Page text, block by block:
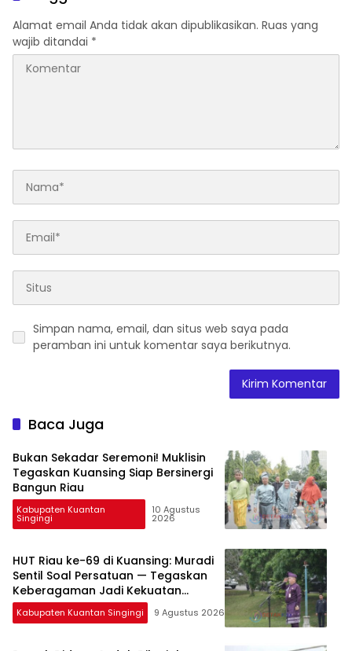
Alamat email Anda tidak akan dipublikasikan. Ruas yang
wajib ditandai *
Simpan nama, email, dan situs web saya pada
peramban ini untuk komentar saya berikutnya.
Baca Juga
Bukan Sekadar Seremoni! Muklisin
Tegaskan Kuansing Siap Bersinergi
Bangun Riau
Kabupaten Kuantan
Singingi
10 Agustus
2026
HUT Riau ke-69 di Kuansing: Muradi
Sentil Soal Persatuan — Tegaskan
Keberagaman Jadi Kekuatan
Pembangunan
Kabupaten Kuantan Singingi 9 Agustus 2026